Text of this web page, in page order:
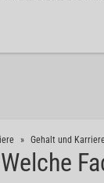
Gehalt und